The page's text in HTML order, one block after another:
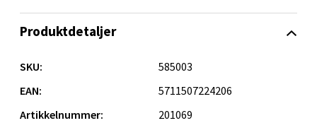
Produktdetaljer
SKU:
585003
EAN:
5711507224206
Artikkelnummer:
201069
Bolagsgata 1, 8514 Narvik
Åpent i dag 10-20